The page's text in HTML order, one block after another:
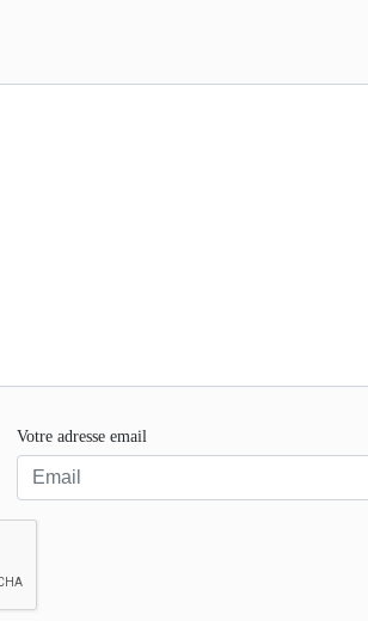
Votre adresse email